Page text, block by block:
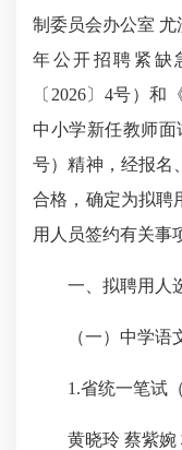
制委员会办公室 尤
年公开招聘紧缺
〔2026〕4号）和
中小学新任教师
号）精神，经报名
合格，确定为拟聘
用人员签约有关事
一、拟聘用人
（一）中学语文
1.省统一笔试（
黄晓玲 蔡紫婉